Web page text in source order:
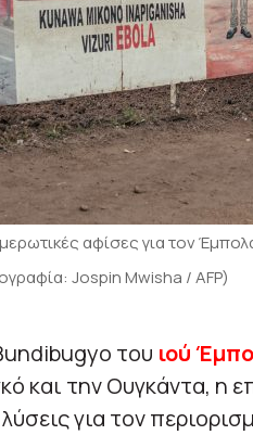
αφίσες για τον
Jospin Mwisha / AFP)
του ιού
και την Ουγκάντα, η
για τον